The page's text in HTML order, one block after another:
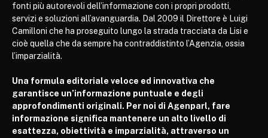
fonti più autorevoli dell’informazione con i propri prodotti,
servizi e soluzioni all’avanguardia. Dal 2009 il Direttore è Luigi
Camilloni che ha proseguito lungo la strada tracciata da Lisi e
cioè quella che da sempre ha contraddistinto l’Agenzia, ossia
l’imparzialità.
Una formula editoriale veloce ed innovativa che
garantisce un’informazione puntuale e degli
approfondimenti originali. Per noi di Agenparl, fare
informazione significa mantenere un alto livello di
esattezza, obiettività e imparzialità, attraverso un